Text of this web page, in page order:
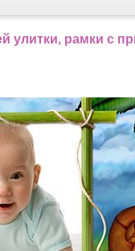
улитки, рамки с